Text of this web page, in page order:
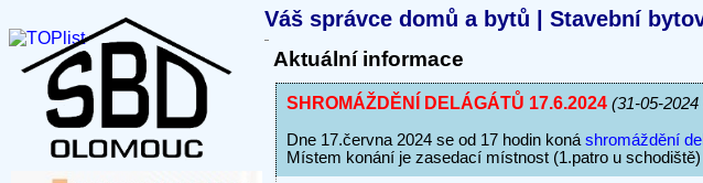
Váš správce domů a bytů | Stavební
Aktuální informace
SHROMÁŽDĚNÍ DELÁGÁTŮ 17.6.2024 (31-05-2024
Dne 17.června 2024 se od 17 hodin koná shromáždění
Místem konání je zasedací místnost (1.patro u